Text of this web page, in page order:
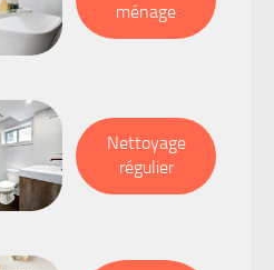
ménage
Nettoyage
régulier